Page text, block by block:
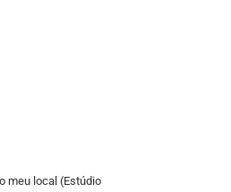
meu local (Estúdio